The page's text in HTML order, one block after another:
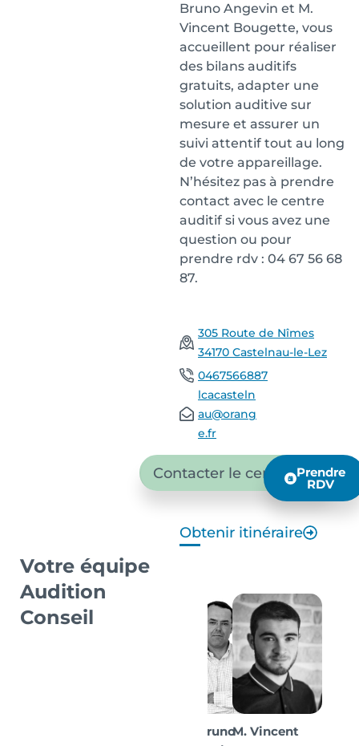
Bruno Angevin et M.
Vincent Bougette, vous
accueillent pour réaliser
des bilans auditifs
gratuits, adapter une
solution auditive sur
mesure et assurer un
suivi attentif tout au long
de votre appareillage.
N’hésitez pas à prendre
contact avec le centre
auditif si vous avez une
question ou pour
prendre rdv : 04 67 56 68
87.
305 Route de Nîmes
34170 Castelnau-le-Lez
0467566887
lcacasteln
au@orang
e.fr
Contacter le centre Prendre
RDV
Obtenir itinéraire
Votre équipe
Audition
Conseil
M. BrunoM. Vincent